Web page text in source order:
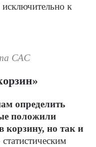
к
САС
определить
положили
корзину, но так и